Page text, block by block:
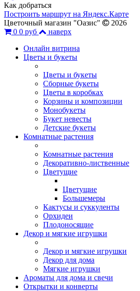
Как добраться
Построить маршрут на Яндекс.Карте
Цветочный магазин "Оазис"
2026
0 0 руб
наверх
Онлайн витрина
Цветы и букеты
Цветы и букеты
Сборные букеты
Цветы в коробках
Корзины и композиции
Монобукеты
Букет невесты
Детские букеты
Комнатные растения
Комнатные растения
Декоративно-лиственные
Цветущие
Цветущие
Большемеры
Кактусы и суккуленты
Орхидеи
Плодоносящие
Декор и мягкие игрушки
Декор и мягкие игрушки
Декор для дома
Мягкие игрушки
Ароматы для дома и свечи
Открытки и конверты